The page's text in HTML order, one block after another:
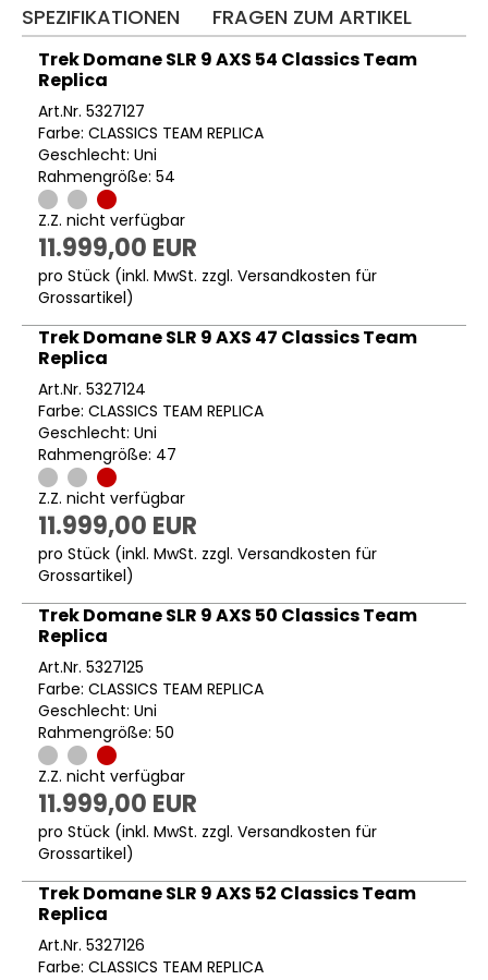
SPEZIFIKATIONEN
FRAGEN ZUM ARTIKEL
Trek Domane SLR 9 AXS 54 Classics Team
Replica
Art.Nr. 5327127
Farbe: CLASSICS TEAM REPLICA
Geschlecht: Uni
Rahmengröße: 54
Z.Z. nicht verfügbar
11.999,00 EUR
pro Stück (inkl. MwSt. zzgl. Versandkosten für
Grossartikel)
Trek Domane SLR 9 AXS 47 Classics Team
Replica
Art.Nr. 5327124
Farbe: CLASSICS TEAM REPLICA
Geschlecht: Uni
Rahmengröße: 47
Z.Z. nicht verfügbar
11.999,00 EUR
pro Stück (inkl. MwSt. zzgl. Versandkosten für
Grossartikel)
Trek Domane SLR 9 AXS 50 Classics Team
Replica
Art.Nr. 5327125
Farbe: CLASSICS TEAM REPLICA
Geschlecht: Uni
Rahmengröße: 50
Z.Z. nicht verfügbar
11.999,00 EUR
pro Stück (inkl. MwSt. zzgl. Versandkosten für
Grossartikel)
Trek Domane SLR 9 AXS 52 Classics Team
Replica
Art.Nr. 5327126
Farbe: CLASSICS TEAM REPLICA